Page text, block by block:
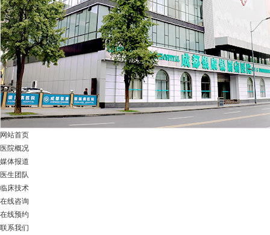
网站首页
医院概况
媒体报道
医生团队
临床技术
在线咨询
在线预约
联系我们